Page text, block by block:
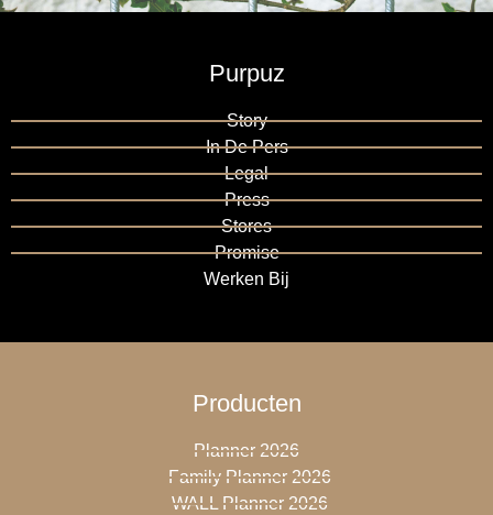
Purpuz
Story
In De Pers
Legal
Press
Stores
Promise
Werken Bij
Producten
Planner 2026
Family Planner 2026
WALL Planner 2026